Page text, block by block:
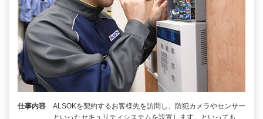
仕事内容
ALSOKを契約するお客様先を訪問し、防犯カメラやセンサー
といったセキュリティシステムを設置します。といっても、